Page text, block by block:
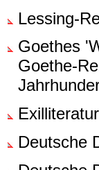
Lessing-
Goethes
Goethe-
Deutsche